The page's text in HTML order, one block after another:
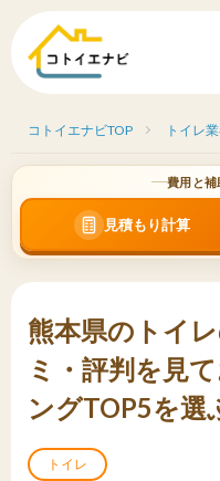
コトイエナビTOP トイレ
費用と補
見積もり計算
熊本県のトイ
ミ・評判を見
ングTOP5を選
トイレ